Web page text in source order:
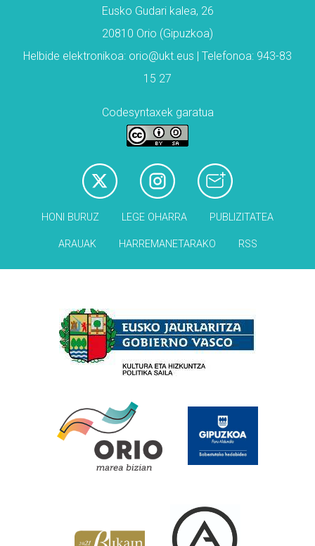
Eusko Gudari kalea, 26
20810 Orio (Gipuzkoa)
Helbide elektronikoa: orio@ukt.eus | Telefonoa: 943-83
15 27
Codesyntaxek garatua
HONI BURUZ LEGE OHARRA PUBLIZITATEA
ARAUAK HARREMANETARAKO RSS